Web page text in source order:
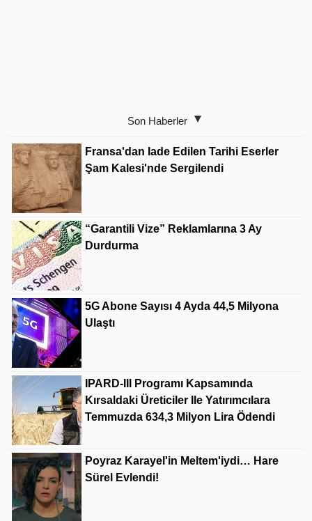
Son Haberler
Fransa'dan Iade Edilen Tarihi Eserler
Şam Kalesi'nde Sergilendi
“Garantili Vize” Reklamlarına 3 Ay
Durdurma
5G Abone Sayısı 4 Ayda 44,5 Milyona
Ulaştı
IPARD-III Programı Kapsamında
Kırsaldaki Üreticiler Ile Yatırımcılara
Temmuzda 634,3 Milyon Lira Ödendi
Poyraz Karayel'in Meltem'iydi… Hare
Sürel Evlendi!